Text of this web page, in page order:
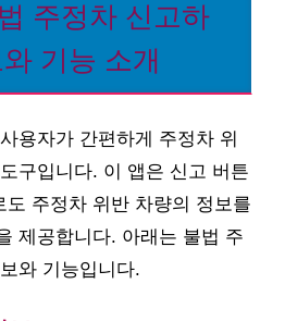
주정차 신고하
기능 소개
용자가 간편하게 주정차 위
구입니다. 이 앱은 신고 버튼
도 주정차 위반 차량의 정보를
제공합니다. 아래는 불법 주
와 기능입니다.